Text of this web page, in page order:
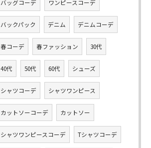
バッグコーデ ワンピースコーデ
バックパック デニム デニムコーデ
春コーデ 春ファッション 30代
40代 50代 60代 シューズ
シャツコーデ シャツワンピース
カットソーコーデ カットソー
シャツワンピースコーデ Tシャツコーデ